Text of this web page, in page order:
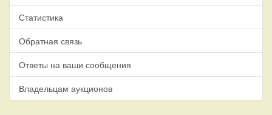
Статистика
Обратная связь
Ответы на ваши сообщения
Владельцам аукционов